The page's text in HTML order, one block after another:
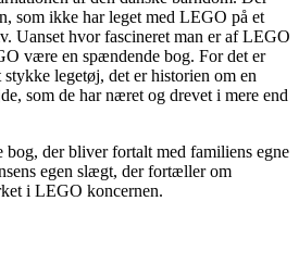
som ikke har leget med LEGO på et
Uanset hvor fascineret man er af LEGO
være en spændende bog. For det er
legetøj, det er historien om en
som de har næret og drevet i mere end
der bliver fortalt med familiens egne
egen slægt, der fortæller om
i LEGO koncernen.